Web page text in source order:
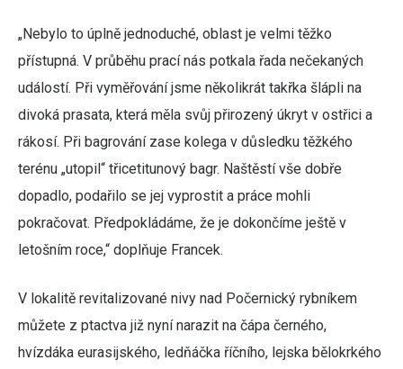
„Nebylo to úplně jednoduché, oblast je velmi těžko
přístupná. V průběhu prací nás potkala řada nečekaných
událostí. Při vyměřování jsme několikrát takřka šlápli na
divoká prasata, která měla svůj přirozený úkryt v ostřici a
rákosí. Při bagrování zase kolega v důsledku těžkého
terénu „utopil“ třicetitunový bagr. Naštěstí vše dobře
dopadlo, podařilo se jej vyprostit a práce mohli
pokračovat. Předpokládáme, že je dokončíme ještě v
letošním roce,“ doplňuje Francek.
V lokalitě revitalizované nivy nad Počernický rybníkem
můžete z ptactva již nyní narazit na čápa černého,
hvízdáka eurasijského, ledňáčka říčního, lejska bělokrkého